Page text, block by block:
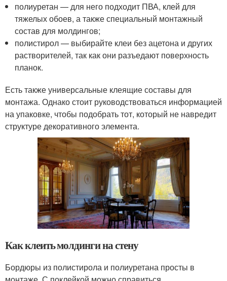
полиуретан — для него подходит ПВА, клей для
тяжелых обоев, а также специальный монтажный
состав для молдингов;
полистирол — выбирайте клеи без ацетона и других
растворителей, так как они разъедают поверхность
планок.
Есть также универсальные клеящие составы для
монтажа. Однако стоит руководствоваться информацией
на упаковке, чтобы подобрать тот, который не навредит
структуре декоративного элемента.
Как клеить молдинги на стену
Бордюры из полистирола и полиуретана просты в